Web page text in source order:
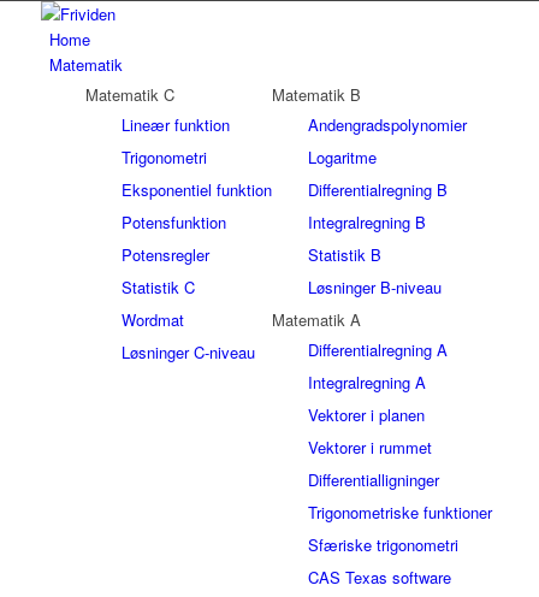
Home
Matematik
Matematik C
Lineær funktion
Trigonometri
Eksponentiel funktion
Potensfunktion
Potensregler
Statistik C
Wordmat
Løsninger C-niveau
Matematik B
Andengradspolynomier
Logaritme
Differentialregning B
Integralregning B
Statistik B
Løsninger B-niveau
Matematik A
Differentialregning A
Integralregning A
Vektorer i planen
Vektorer i rummet
Differentialligninger
Trigonometriske funktioner
Sfæriske trigonometri
CAS Texas software